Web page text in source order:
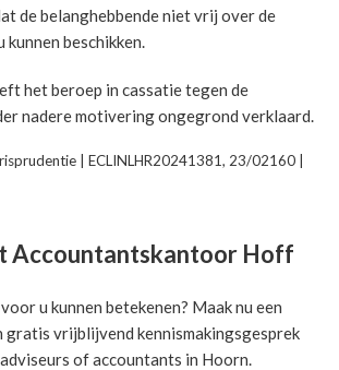
de belanghebbende niet vrij over de
beschikken.
het beroep in cassatie tegen de
nadere motivering ongegrond verklaard.
| ECLINLHR20241381, 23/02160 |
Accountantskantoor Hoff
u kunnen betekenen? Maak nu een
gratis vrijblijvend kennismakingsgesprek
of accountants in Hoorn.